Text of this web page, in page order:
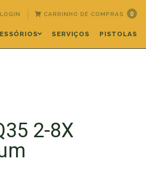
LOGIN CARRINHO DE COMPRAS 0
SERVIÇOS PISTOLAS
2-8X